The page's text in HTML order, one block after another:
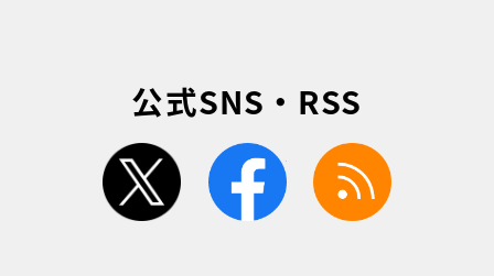
公式SNS・RSS
twitter facebook